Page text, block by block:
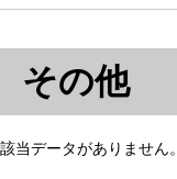
その他
該当データがありません。